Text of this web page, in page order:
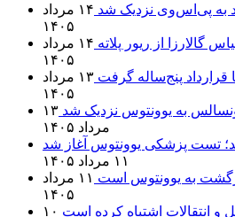
به پی‌اس‌وی نزدیک شد
۱۴ مرداد
۱۴۰۵
گالارزا از ریور پلاته
۱۴ مرداد
۱۴۰۵
قرارداد پنج‌ساله گرفت
۱۳ مرداد
۱۴۰۵
به یوونتوس نزدیک شد ۱۳
مرداد ۱۴۰۵
تست پزشکی یوونتوس آغاز شد
۱۱ مرداد ۱۴۰۵
به یوونتوس است
۱۱ مرداد
۱۴۰۵
و انتقالات اشتباه کرده است ۱۰